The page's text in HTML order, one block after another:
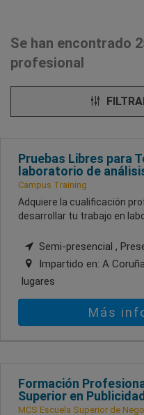
Se han encontrado
profesional
Pruebas Libres para
laboratorio de
Campus Training
Adquiere la cualificación
desarrollar tu trabajo en
Semi-presencial ,
Impartido en: A
lugares
Más
Formación
Superior en
MCS Escuela Superior de